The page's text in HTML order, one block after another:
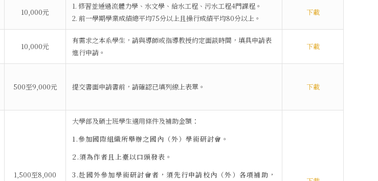
10,000元
1. 修習並通過流體力學、水文學、給水工程、污水工程4門課程。
2. 前一學期學業成績總平均75分以上且操行成績平均80分以上。
下載
10,000元
有需求之本系學生，請與導師或指導教授約定面談時間，填具申請表
進行申請。
下載
500至9,000元 提交書面申請書前，請確認已填列線上表單。 下載
1,500至8,000
大學部及碩士班學生適用條件及補助金額：
1.參加國際組織所舉辦之國內（外）學術研討會。
2.須為作者且上臺以口頭發表。
3.赴國外參加學術研討會者，須先行申請校內（外）各項補助，